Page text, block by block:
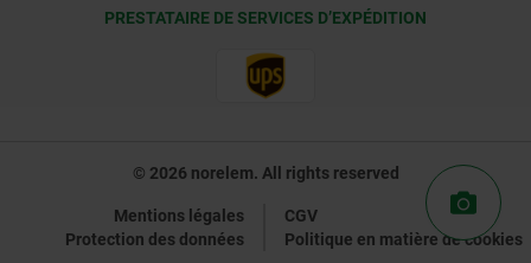
PRESTATAIRE DE SERVICES D’EXPÉDITION
© 2026 norelem. All rights reserved
Mentions légales
CGV
Protection des données
Politique en matière de cookies